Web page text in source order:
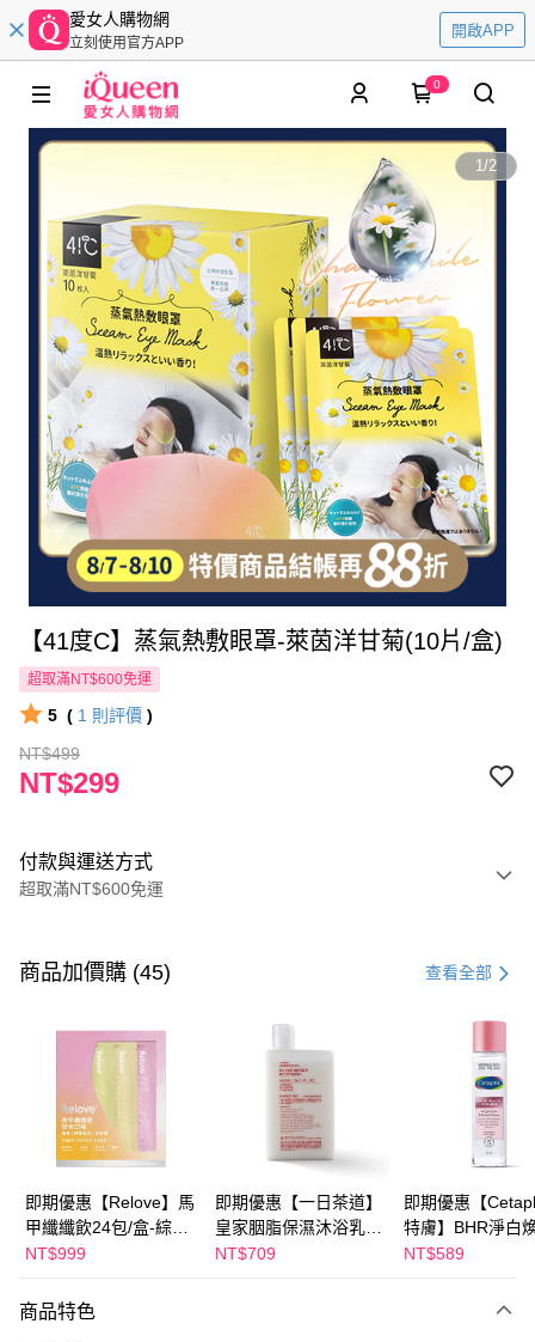
愛女人購物網
立刻使用官方APP
開啟APP
0
1/2
【41度C】蒸氣熱敷眼罩-萊茵洋甘菊(10片/盒)
超取滿NT$600免運
5 ( 1 則評價 )
NT$499
NT$299
付款與運送方式
超取滿NT$600免運
信用卡一次付款
Apple Pay
街口支付
悠遊付
Google Pay
AFTEE先享後付
商品加價購 (45) 查看全部
即期優惠【Relove】馬
甲纖纖飲24包/盒-綜合
口味(效期2027-01-22)
NT$999
即期優惠【一日茶道】
皇家胭脂保濕沐浴乳
600ml 效期2027/2/19
NT$709
即期優惠【
特膚】BHR淨白
妝水 150mL 效期
NT$589
商品特色